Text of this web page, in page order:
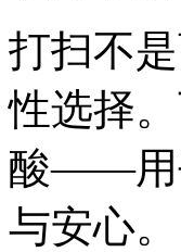
打扫不
性选择
酸——用
与安心。